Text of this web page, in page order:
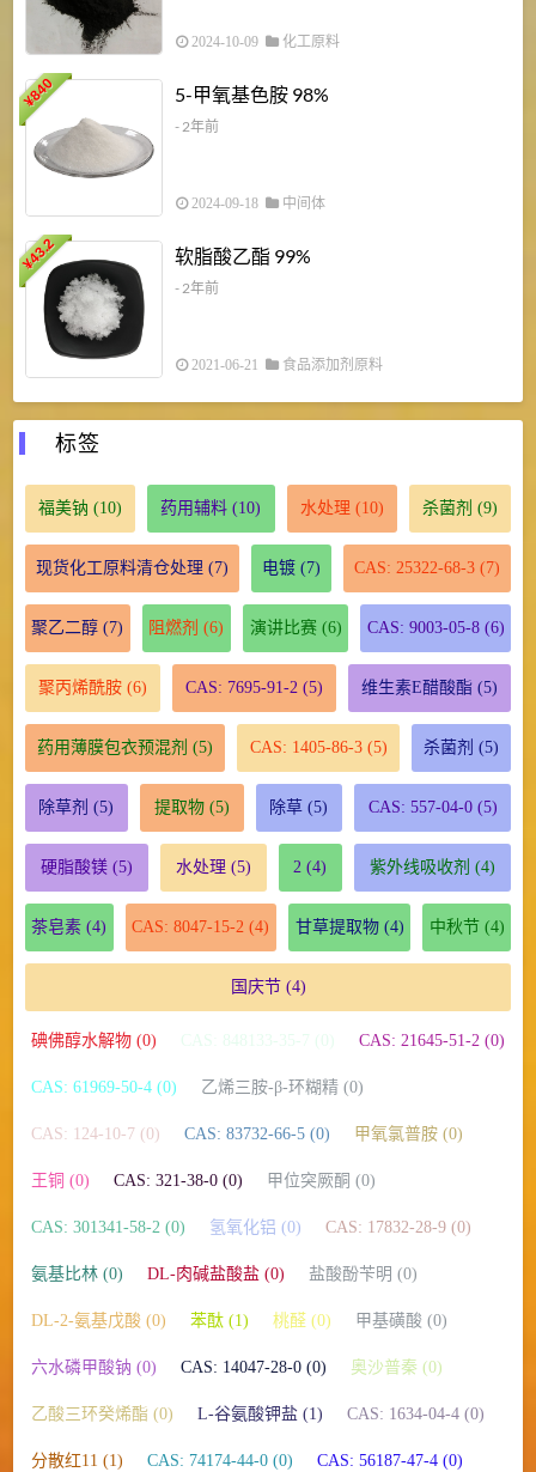
2024-10-09 化工原料
¥
840 5-甲氧基色胺 98%
- 2年前
2024-09-18 中间体
¥
43.2 软脂酸乙酯 99%
- 2年前
2021-06-21 食品添加剂原料
标签
福美钠 (10) 药用辅料 (10) 水处理 (10) 杀菌剂 (9)
现货化工原料清仓处理 (7) 电镀 (7) CAS: 25322-68-3 (7)
聚乙二醇 (7) 阻燃剂 (6) 演讲比赛(6) CAS: 9003-05-8(6)
聚丙烯酰胺(6) CAS: 7695-91-2 (5) 维生素E醋酸酯 (5)
药用薄膜包衣预混剂 (5) CAS: 1405-86-3(5) 杀菌剂 (5)
除草剂 (5) 提取物(5) 除草 (5) CAS: 557-04-0(5)
硬脂酸镁(5) 水处理 (5) 2 (4) 紫外线吸收剂 (4)
茶皂素 (4) CAS: 8047-15-2 (4) 甘草提取物(4) 中秋节(4)
国庆节(4)
碘佛醇水解物 (0) CAS: 848133-35-7 (0) CAS: 21645-51-2 (0)
CAS: 61969-50-4 (0) 乙烯三胺-β-环糊精 (0)
CAS: 124-10-7 (0) CAS: 83732-66-5 (0) 甲氧氯普胺 (0)
王铜 (0) CAS: 321-38-0 (0) 甲位突厥酮 (0)
CAS: 301341-58-2 (0) 氢氧化铝 (0) CAS: 17832-28-9 (0)
氨基比林 (0) DL-肉碱盐酸盐 (0) 盐酸酚苄明 (0)
DL-2-氨基戊酸 (0) 苯酞 (1) 桃醛 (0) 甲基磺酸 (0)
六水磷甲酸钠 (0) CAS: 14047-28-0 (0) 奥沙普秦 (0)
乙酸三环癸烯酯 (0) L-谷氨酸钾盐 (1) CAS: 1634-04-4 (0)
分散红11 (1) CAS: 74174-44-0 (0) CAS: 56187-47-4 (0)